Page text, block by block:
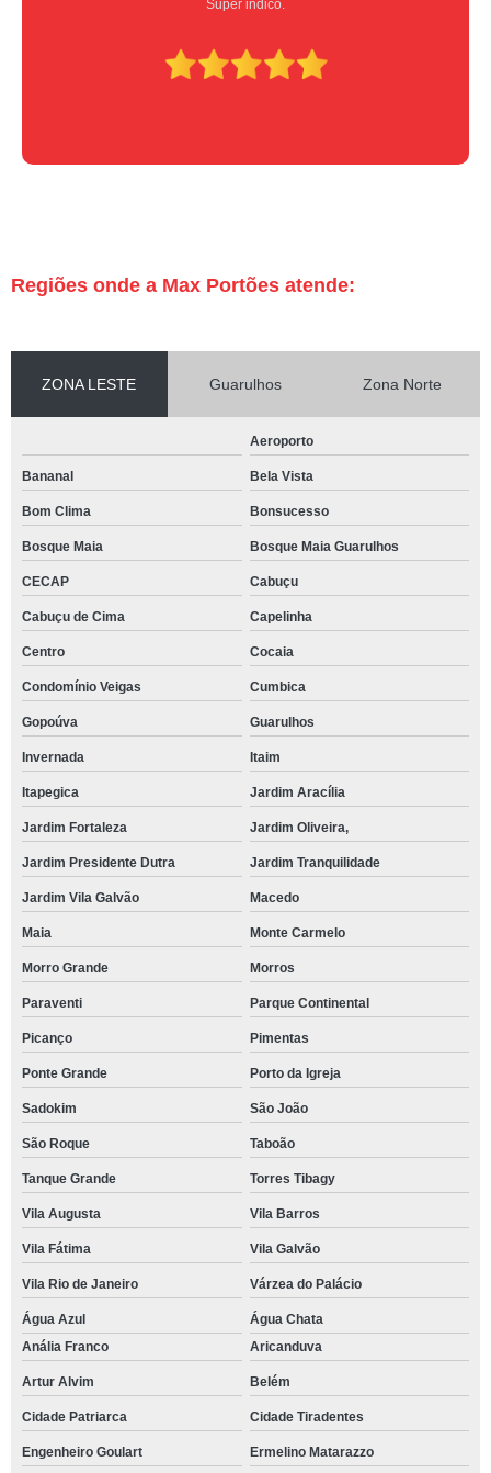
Super indico.
Regiões onde a Max Portões atende:
ZONA LESTE Guarulhos Zona Norte
Aeroporto
Bananal Bela Vista
Bom Clima Bonsucesso
Bosque Maia Bosque Maia Guarulhos
CECAP Cabuçu
Cabuçu de Cima Capelinha
Centro Cocaia
Condomínio Veigas Cumbica
Gopoúva Guarulhos
Invernada Itaim
Itapegica Jardim Aracília
Jardim Fortaleza Jardim Oliveira,
Jardim Presidente Dutra Jardim Tranquilidade
Jardim Vila Galvão Macedo
Maia Monte Carmelo
Morro Grande Morros
Paraventi Parque Continental
Picanço Pimentas
Ponte Grande Porto da Igreja
Sadokim São João
São Roque Taboão
Tanque Grande Torres Tibagy
Vila Augusta Vila Barros
Vila Fátima Vila Galvão
Vila Rio de Janeiro Várzea do Palácio
Água Azul
Água Chata
Anália Franco
Aricanduva
Artur Alvim Belém
Cidade Patriarca Cidade Tiradentes
Engenheiro Goulart Ermelino Matarazzo